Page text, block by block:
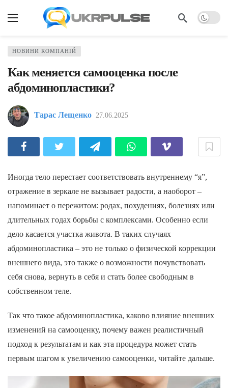
НОВИНИ КОМПАНІЙ
Как меняется самооценка после
абдоминопластики?
Тарас Лещенко 27.06.2025
Иногда тело перестает соответствовать внутреннему “я”,
отражение в зеркале не вызывает радости, а наоборот –
напоминает о пережитом: родах, похудениях, болезнях или
длительных годах борьбы с комплексами. Особенно если
дело касается участка живота. В таких случаях
абдоминопластика – это не только о физической коррекции
внешнего вида, это также о возможности почувствовать
себя снова, вернуть в себя и стать более свободным в
собственном теле.
Так что такое абдоминопластика, каково влияние внешних
изменений на самооценку, почему важен реалистичный
подход к результатам и как эта процедура может стать
первым шагом к увеличению самооценки, читайте дальше.